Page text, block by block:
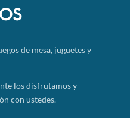
de mesa, juguetes y
los disfrutamos y
con ustedes.